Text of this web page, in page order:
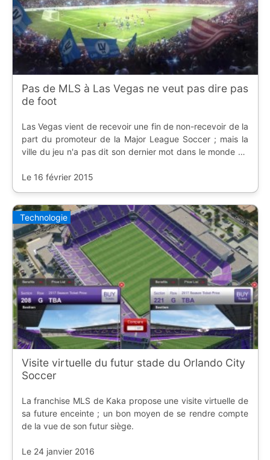
Pas de MLS à Las Vegas ne veut pas dire pas
de foot
Las Vegas vient de recevoir une fin de non-recevoir de la
part du promoteur de la Major League Soccer ; mais la
ville du jeu n'a pas dit son dernier mot dans le monde du
Le 16 février 2015
Technologie
Visite virtuelle du futur stade du Orlando City
Soccer
La franchise MLS de Kaka propose une visite virtuelle de
sa future enceinte ; un bon moyen de se rendre compte
de la vue de son futur siège.
Le 24 janvier 2016